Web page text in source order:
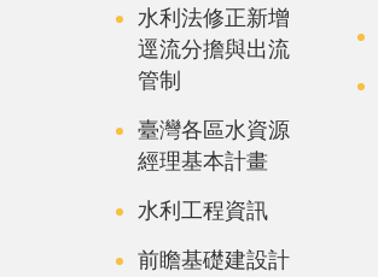
水利法修正新增
逕流分擔與出流
管制
臺灣各區水資源
經理基本計畫
水利工程資訊
前瞻基礎建設計